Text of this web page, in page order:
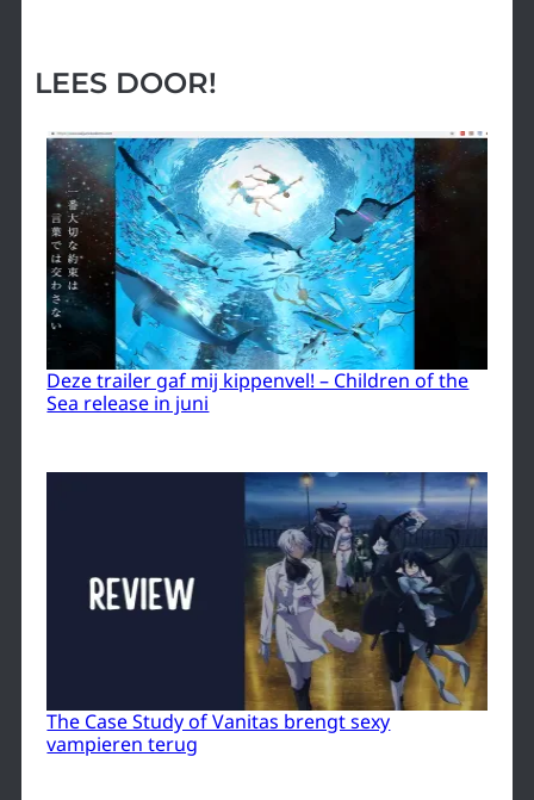
LEES DOOR!
Deze trailer gaf mij kippenvel! – Children of the
Sea release in juni
The Case Study of Vanitas brengt sexy
vampieren terug